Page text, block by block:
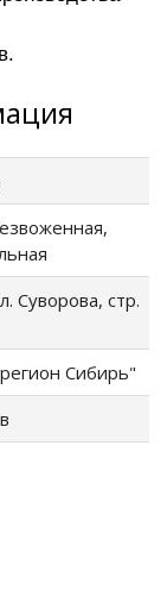
Суворова, стр.
Сибирь"